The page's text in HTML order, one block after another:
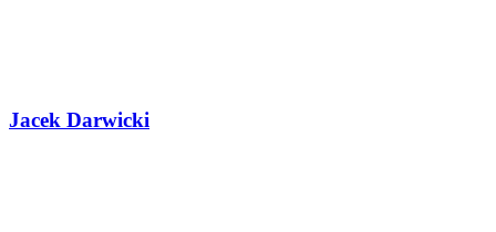
Jacek Darwicki